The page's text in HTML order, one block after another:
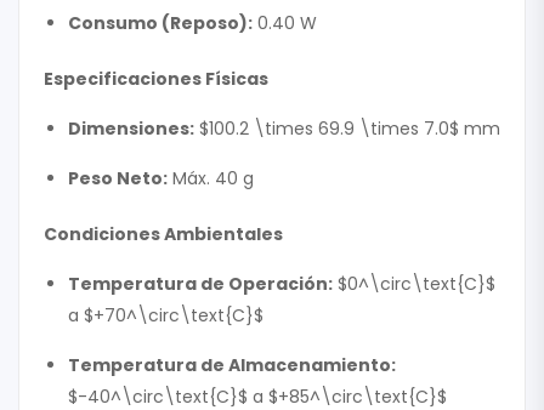
Consumo (Reposo): 0.40 W
Especificaciones Físicas
Dimensiones: $100.2 \times 69.9 \times 7.0$ mm
Peso Neto: Máx. 40 g
Condiciones Ambientales
Temperatura de Operación: $0^\circ\text{C}$
a $+70^\circ\text{C}$
Temperatura de Almacenamiento:
$-40^\circ\text{C}$ a $+85^\circ\text{C}$